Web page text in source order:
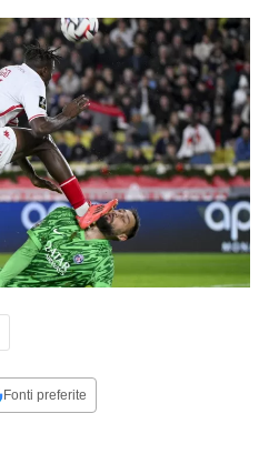
Fonti preferite